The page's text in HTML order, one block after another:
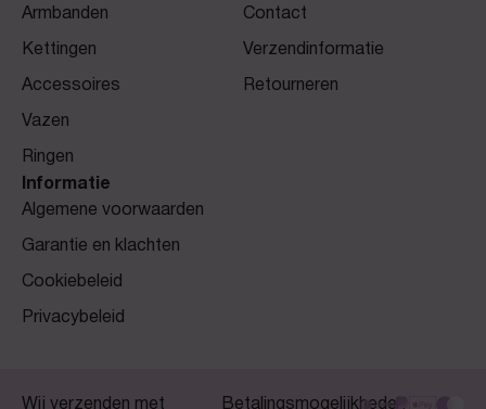
Armbanden
Kettingen
Accessoires
Vazen
Ringen
Contact
Verzendinformatie
Retourneren
Informatie
Algemene voorwaarden
Garantie en klachten
Cookiebeleid
Privacybeleid
Wij verzenden met Betalingsmogelijkheden